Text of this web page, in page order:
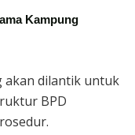
Kampung
akan dilantik untuk
BPD